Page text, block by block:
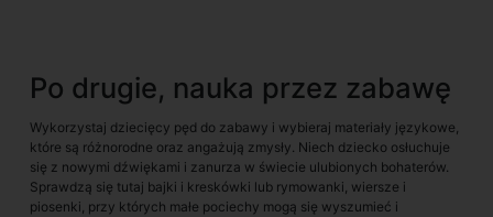
Po drugie, nauka przez zabawę
Wykorzystaj dziecięcy pęd do zabawy i wybieraj materiały językowe,
które są różnorodne oraz angażują zmysły. Niech dziecko osłuchuje
się z nowymi dźwiękami i zanurza w świecie ulubionych bohaterów.
Sprawdzą się tutaj bajki i kreskówki lub rymowanki, wiersze i
piosenki, przy których małe pociechy mogą się wyszumieć i